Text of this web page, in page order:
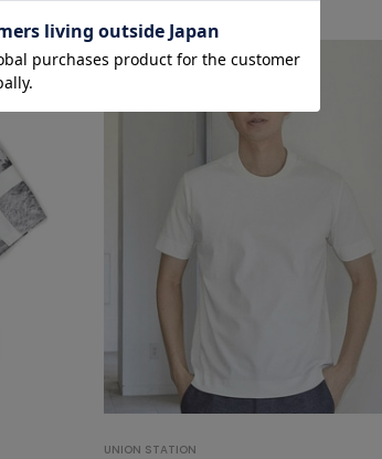
UNION STATION